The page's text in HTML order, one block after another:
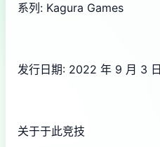
系列: Kagura Games
发行日期: 2022 年 9 月 3 日
关于于此竞技